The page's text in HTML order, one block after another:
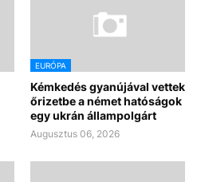
EURÓPA
Kémkedés gyanújával vettek
őrizetbe a német hatóságok
egy ukrán állampolgárt
Augusztus 06, 2026